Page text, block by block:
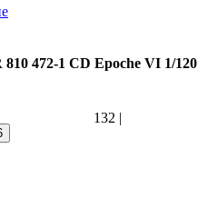
810 472-1 CD Epoche VI 1/120
132 |